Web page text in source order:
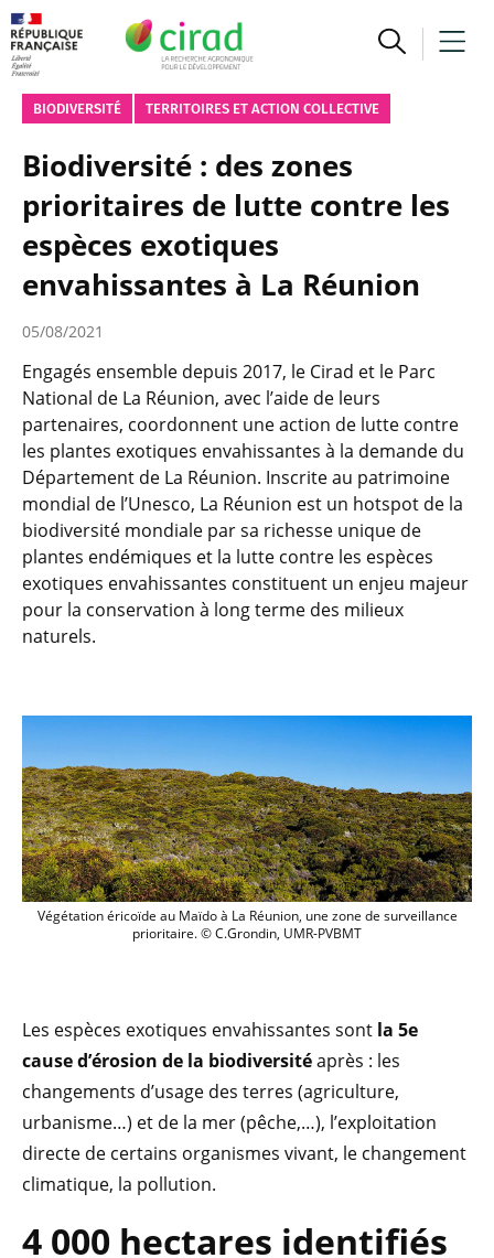
BIODIVERSITÉ TERRITOIRES ET ACTION COLLECTIVE
Biodiversité : des zones
prioritaires de lutte contre les
espèces exotiques
envahissantes à La Réunion
05/08/2021
Engagés ensemble depuis 2017, le Cirad et le Parc
National de La Réunion, avec l’aide de leurs
partenaires, coordonnent une action de lutte contre
les plantes exotiques envahissantes à la demande du
Département de La Réunion. Inscrite au patrimoine
mondial de l’Unesco, La Réunion est un hotspot de la
biodiversité mondiale par sa richesse unique de
plantes endémiques et la lutte contre les espèces
exotiques envahissantes constituent un enjeu majeur
pour la conservation à long terme des milieux
naturels.
Végétation éricoïde au Maïdo à La Réunion, une zone de surveillance
prioritaire. © C.Grondin, UMR-PVBMT
Les espèces exotiques envahissantes sont la 5e
cause d’érosion de la biodiversitéaprès : les
changements d’usage des terres (agriculture,
urbanisme…) et de la mer (pêche,…), l’exploitation
directe de certains organismes vivant, le changement
climatique, la pollution.
4 000 hectares identifiés